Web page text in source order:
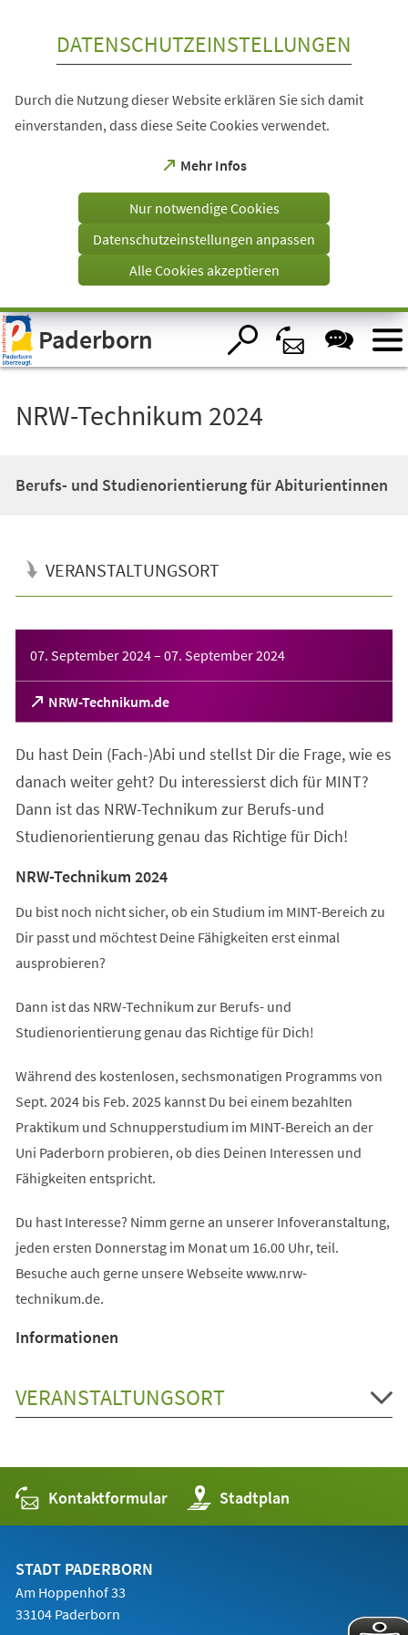
Visuelle
Assistenzsoftware
öffnen.
DATENSCHUTZEINSTELLUNGEN
Durch die Nutzung dieser Website erklären Sie sich damit
einverstanden, dass diese Seite Cookies verwendet.
Mehr Infos
(Öffnet
einem
Tab)
Nur notwendige Cookies
Datenschutzeinstellungen anpassen
Alle Cookies akzeptieren
Paderborn
NRW-Technikum 2024
Berufs- und Studienorientierung für Abiturientinnen
VERANSTALTUNGSORT
07. September 2024– 07. September 2024
NRW-Technikum.de
(Öffnet
in
neuen
Du hast Dein (Fach-)Abi und stellst Dir die Frage, wie es
danach weiter geht? Du interessierst dich für MINT?
Dann ist das NRW-Technikum zur Berufs-und
Studienorientierung genau das Richtige für Dich!
NRW-Technikum 2024
Du bist noch nicht sicher, ob ein Studium im MINT-Bereich zu
Dir passt und möchtest Deine Fähigkeiten erst einmal
ausprobieren?
Dann ist das NRW-Technikum zur Berufs- und
Studienorientierung genau das Richtige für Dich!
Während des kostenlosen, sechsmonatigen Programms von
Sept. 2024 bis Feb. 2025 kannst Du bei einem bezahlten
Praktikum und Schnupperstudium im MINT-Bereich an der
Uni Paderborn probieren, ob dies Deinen Interessen und
Fähigkeiten entspricht.
Du hast Interesse? Nimm gerne an unserer Infoveranstaltung,
jeden ersten Donnerstag im Monat um 16.00 Uhr, teil.
Besuche auch gerne unsere Webseite www.nrw-
technikum.de.
Informationen
VERANSTALTUNGSORT
Kontaktformular Stadtplan
(Öffnet
in
einem
STADT PADERBORN
Am Hoppenhof 33
33104 Paderborn